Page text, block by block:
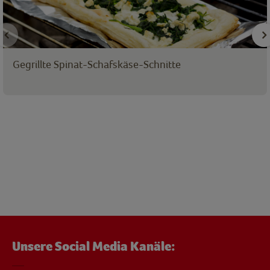
Gegrillte Spinat-Schafskäse-Schnitte
Unsere Social Media Kanäle: